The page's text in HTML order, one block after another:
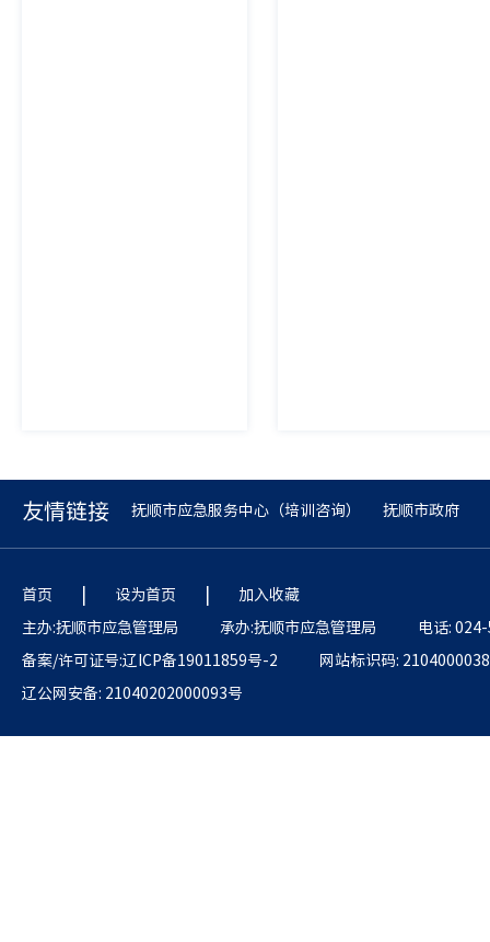
友情链接 抚顺市应急服务中心（培训咨询） 抚顺市政府
首页 | 设为首页 |
加入收藏
主办:抚顺市应急管理局
承办:抚顺市应急管理局
电话:
备案/许可证号:辽ICP备19011859号-2
网站标识码: 2104000038
辽公网安备: 21040202000093号